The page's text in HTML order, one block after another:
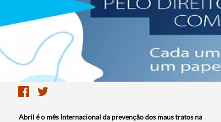
Abril é o mês Internacional da prevenção dos maus tratos na